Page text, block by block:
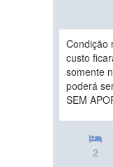
Condição
custo
somente
poderá
SEM
2